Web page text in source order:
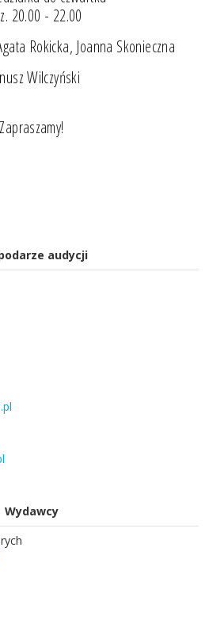
20.00 - 22.00
Rokicka, Joanna Skonieczna
Wilczyński
Zapraszamy!
audycji
Wydawcy